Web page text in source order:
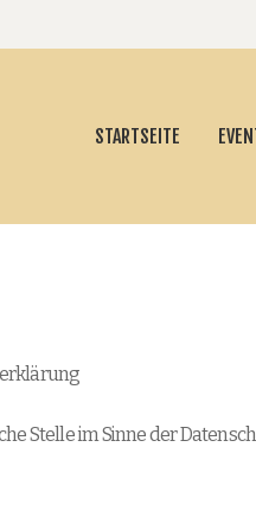
STARTSEITE
Stelle im Sinne der